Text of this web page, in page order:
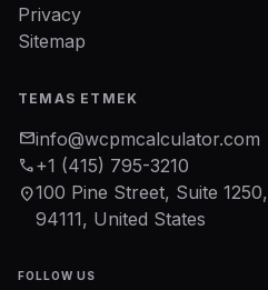
Privacy
Sitemap
TEMAS ETMEK
mailinfo@wcpmcalculator.com
phone+1 (415) 795-3210
location_on100 Pine Street, Suite
94111, United States
FOLLOW US